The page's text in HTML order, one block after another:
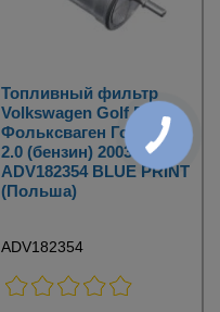
Топливный фильтр
Volkswagen Golf 5 /
Фольксваген Гольф 5
2.0 (бензин) 2003-2009
ADV182354 BLUE PRINT
(Польша)
ADV182354